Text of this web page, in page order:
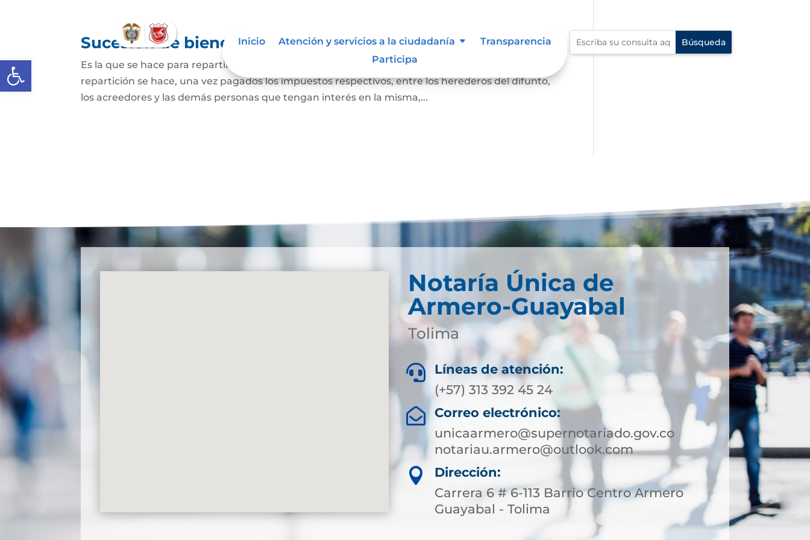
Abrir barra de herramientas
Inicio Atención y servicios a la ciudadanía
Transparencia
Participa
Sucesión de bienes por causa de muerte
Es la que se hace para repartir los bienes del difunto, restando de ellos las deudas que tenía. Esta
repartición se hace, una vez pagados los impuestos respectivos, entre los herederos del difunto,
los acreedores y las demás personas que tengan interés en la misma,...
Notaría Única de
Armero-Guayabal
Tolima

Líneas de atención:
(+57) 313 392 45 24

Correo electrónico:
unicaarmero@supernotariado.gov.co
notariau.armero@outlook.com

Dirección:
Carrera 6 # 6-113 Barrio Centro Armero
Guayabal - Tolima